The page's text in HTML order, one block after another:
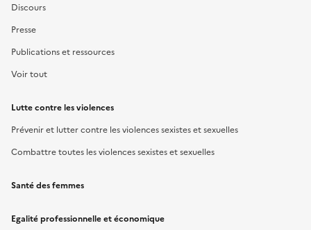
Discours
Presse
Publications et ressources
Voir tout
Lutte contre les violences
Prévenir et lutter contre les violences sexistes et sexuelles
Combattre toutes les violences sexistes et sexuelles
Santé des femmes
Egalité professionnelle et économique